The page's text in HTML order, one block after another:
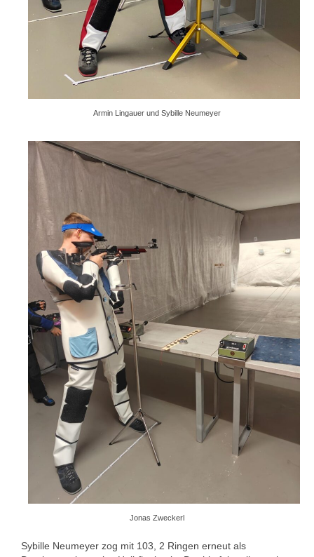
Armin Lingauer und Sybille Neumeyer
Jonas Zweckerl
Sybille Neumeyer zog mit 103, 2 Ringen erneut als